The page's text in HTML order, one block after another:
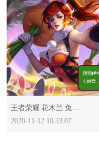
分享：
王者荣耀 花木兰 兔女郎-616853
2020-11-12 10:33:07